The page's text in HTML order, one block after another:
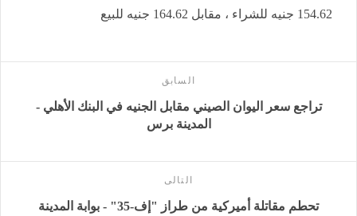
154.62 جنيه للشراء ، مقابل 164.62 جنيه للبيع
السابق
تراجع سعر اليوان الصيني مقابل الجنيه في البنك الأهلي -
المدينة برس
التالى
تحطم مقاتلة أميركية من طراز "إف-35" - بوابة المدينة